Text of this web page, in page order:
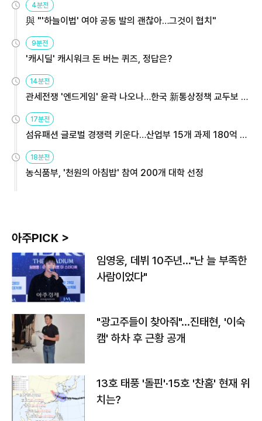
4분전
與 "'하늘이법' 여야 공동 발의 괜찮아…그것이 협치"
9분전
'캐시딜' 캐시워크 돈 버는 퀴즈, 정답은?
14분전
관세전쟁 '엔드게임' 윤곽 나오나…한국 新통상정책 교두보 활
17분전
섬유패션 글로벌 경쟁력 키운다…산업부 15개 과제 180억 지
18분전
농식품부, '천원의 아침밥' 참여 200개 대학 선정
아주PICK >
임영웅, 데뷔 10주년…"난 늘 부족한
사람이었다"
"광고주들이 찾아줘"…진태현, '이숙
캠' 하차 후 근황 공개
13호 태풍 '돌핀'·15호 '찬홈' 현재 위
치는?